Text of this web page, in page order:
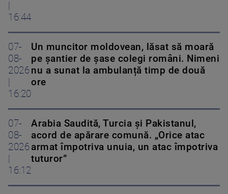
16:44
07-
08-
2026
16:20
Un muncitor moldovean, lăsat să moară
pe șantier de șase colegi români. Nimeni
nu a sunat la ambulanță timp de două
ore
07-
08-
2026
16:12
Arabia Saudită, Turcia și Pakistanul,
acord de apărare comună. „Orice atac
armat împotriva unuia, un atac împotriva
tuturor”